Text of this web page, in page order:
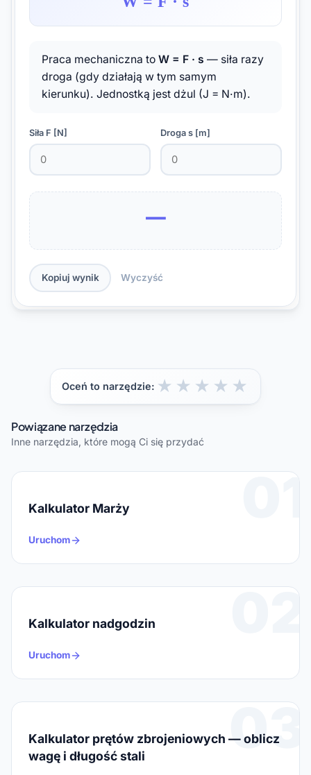
Praca mechaniczna to W = F · s — siła razy
droga (gdy działają w tym samym
kierunku). Jednostką jest dżul (J = N·m).
Siła F [N] Droga s [m]
—
Kopiuj wynik Wyczyść
Oceń to narzędzie: ★
★
★
★
★
Powiązane narzędzia
Inne narzędzia, które mogą Ci się przydać
01
Kalkulator Marży
Uruchom
02
Kalkulator nadgodzin
Uruchom
03
Kalkulator prętów zbrojeniowych — oblicz
wagę i długość stali